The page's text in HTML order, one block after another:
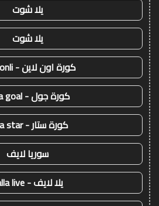
يلا شوت
يلا شوت
كورة اون لاين - kora onli
كورة جول - kora goal
كورة ستار - kora star
سوريا لايف
يلا لايف - yalla live